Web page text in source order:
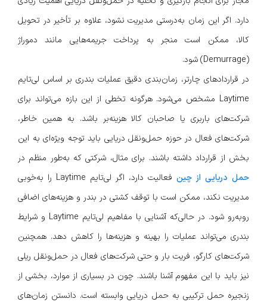
دارد. اگر این زمان به‌درستی مدیریت نشود، علاوه بر تأخیر در تحویل
کالا، ممکن است منجر به پرداخت جریمه‌هایی مانند دموراژ
(Demurrage) شود.
در قراردادهای چارتر، زمان‌بندی دقیق عملیات بندری بر اساس لی‌تایم
Laytime مشخص می‌شود. هرگونه تخطی از این بازه می‌تواند برای
شرکت‌های باربری یا صاحبان کالا هزینه‌بر باشد. به همین خاطر،
شرکت‌های فعال در حوزه حمل‌ونقل دریایی باید توجه ویژه‌ای به این
بخش از قرارداد داشته باشند. برای مثال، شرکتی که به‌طور منظم در
حمل دریایی از چین
فعالیت دارد، اگر لی‌تایم Laytime را به‌خوبی
مدیریت نکند، ممکن است با توقف کشتی در بندر و هزینه‌های اضافی
روبه‌رو شود. در حالی‌که آشنایی با مفاهیم لی‌تایم Laytime و شرایط
بندری می‌تواند عملیات را بهینه و هزینه‌ها را کاهش دهد. همچنین
شرکت‌های کارگو، فریت بار و حتی شرکت‌های فعال در حمل‌ونقل ریلی
نیز باید با این مفهوم آشنا باشند. چون در بسیاری از موارد، بخشی از
زنجیره حمل ترکیبی به حمل دریایی وابسته است. دانستن زمان‌های